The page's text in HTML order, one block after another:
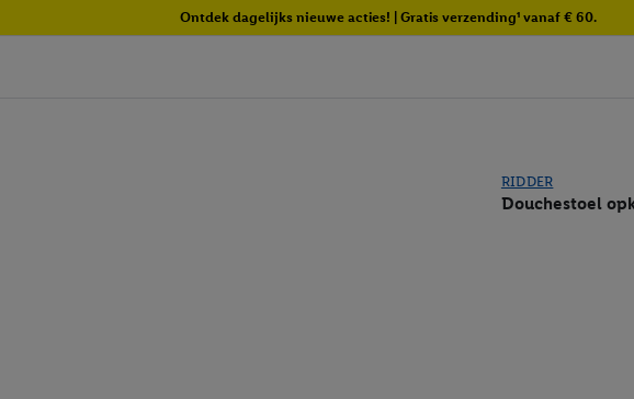
Ontdek dagelijks nieuwe acties! | Gratis verzending¹ vanaf € 60.
RIDDER
Douchestoel